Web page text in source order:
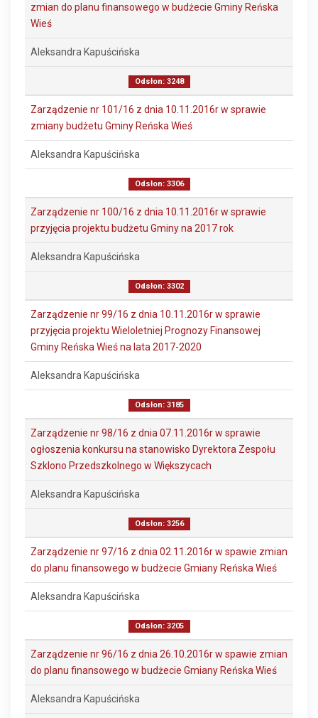
zmian do planu finansowego w budżecie Gminy Reńska
Wieś
Aleksandra Kapuścińska
Odsłon: 3248
Zarządzenie nr 101/16 z dnia 10.11.2016r w sprawie
zmiany budżetu Gminy Reńska Wieś
Aleksandra Kapuścińska
Odsłon: 3306
Zarządzenie nr 100/16 z dnia 10.11.2016r w sprawie
przyjęcia projektu budżetu Gminy na 2017 rok
Aleksandra Kapuścińska
Odsłon: 3302
Zarządzenie nr 99/16 z dnia 10.11.2016r w sprawie
przyjęcia projektu Wieloletniej Prognozy Finansowej
Gminy Reńska Wieś na lata 2017-2020
Aleksandra Kapuścińska
Odsłon: 3185
Zarządzenie nr 98/16 z dnia 07.11.2016r w sprawie
ogłoszenia konkursu na stanowisko Dyrektora Zespołu
Szklono Przedszkolnego w Większycach
Aleksandra Kapuścińska
Odsłon: 3256
Zarządzenie nr 97/16 z dnia 02.11.2016r w spawie zmian
do planu finansowego w budżecie Gmiany Reńska Wieś
Aleksandra Kapuścińska
Odsłon: 3205
Zarządzenie nr 96/16 z dnia 26.10.2016r w spawie zmian
do planu finansowego w budżecie Gmiany Reńska Wieś
Aleksandra Kapuścińska